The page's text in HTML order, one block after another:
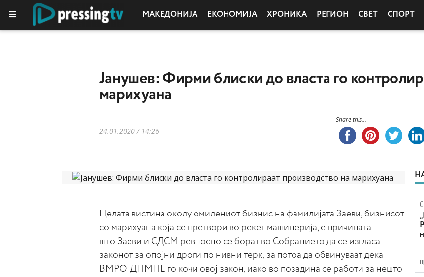
МАКЕДОНИЈА ЕКОНОМИЈА ХРОНИКА РЕГИОН СВЕТ СПОРТ
Јанушев: Фирми блиски до власта го
марихуана
24.01.2020 / 14:26
Share this...
Целата вистина околу омилениот бизнис на фамилијата Заеви, бизнисот
со марихуана која се претвори во рекет машинерија, е причината
што Заеви и СДСМ ревносно се борат во Собранието да се изгласа
законот за опојни дроги по нивни терк, за потоа да обвинуваат дека
ВМРО-ДПМНЕ го кочи овој закон, иако во позадина се работи за нешто